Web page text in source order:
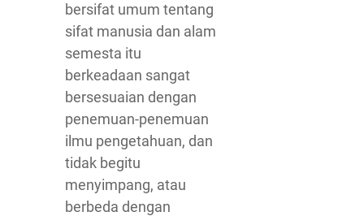
bersifat umum tentang
sifat manusia dan alam
semesta itu
berkeadaan sangat
bersesuaian dengan
penemuan-penemuan
ilmu pengetahuan, dan
tidak begitu
menyimpang, atau
berbeda dengan